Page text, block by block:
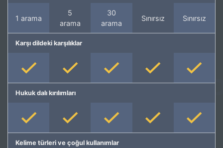
1 arama
5
arama
30
arama
Sınırsız Sınırsız
Karşı dildeki karşılıklar
Hukuk dalı kırılımları
Kelime türleri ve çoğul kullanımlar